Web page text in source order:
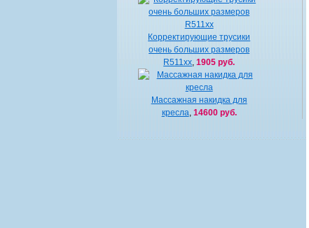
Корректирующие трусики
очень больших размеров
R511xx ,1905 руб.
Массажная накидка для
кресла 14600 руб.